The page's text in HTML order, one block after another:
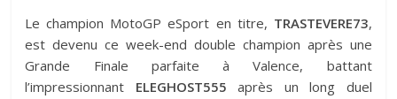
Le champion MotoGP eSport en titre, TRASTEVERE73,
est devenu ce week-end double champion après une
Grande Finale parfaite à Valence, battant
l’impressionnant ELEGHOST555 après un long duel